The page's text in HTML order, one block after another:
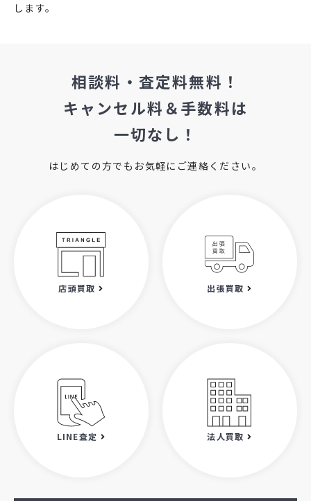
します。
相談料・査定料無料！
キャンセル料＆手数料は
一切なし！
はじめての方でもお気軽にご連絡ください。
店頭買取 出張買取
LINE査定 法人買取